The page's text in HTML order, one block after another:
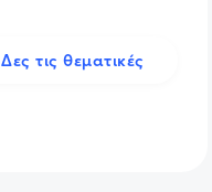
Δες τις θεματικές